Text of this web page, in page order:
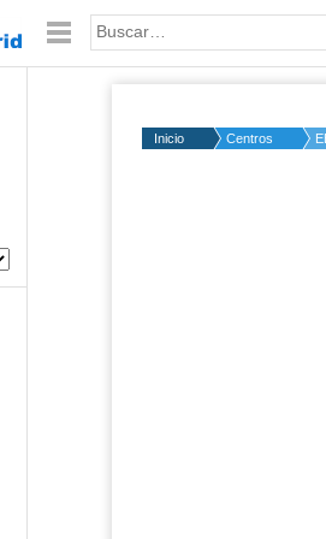
Palabra o frase:
Inicio Centros
Bimodal